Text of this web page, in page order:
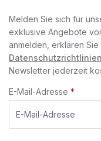
Melden Sie sich für
exklusive Angebote
anmelden, erklären Sie
Datenschutzrichtlinien
Newsletter jederzeit
E-Mail-Adresse *